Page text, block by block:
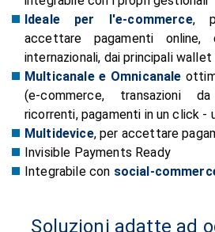
Ideale per l'e‑commerce,
accettare pagamenti online,
internazionali, dai principali
Multicanale e Omnicanale
(e‑commerce, transazioni
ricorrenti, pagamenti in un click -
Multidevice, per accettare
Invisible Payments Ready
Integrabile con
Soluzioni adatte ad